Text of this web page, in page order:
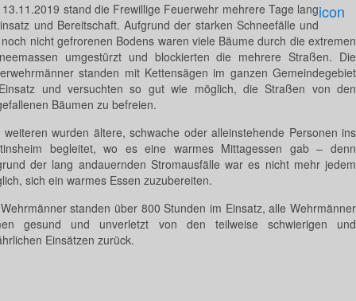
stand die Frewillige Feuerwehr mehrere Tage lang
und Bereitschaft. Aufgrund der starken Schneefälle und
nicht gefrorenen Bodens waren viele Bäume durch die extremen
umgestürzt und blockierten die mehrere Straßen. Die
standen mit Kettensägen im ganzen Gemeindegebiet
und versuchten so gut wie möglich, die Straßen von den
Bäumen zu befreien.
weiteren wurden ältere, schwache oder alleinstehende Personen ins
begleitet, wo es eine warmes Mittagessen gab – denn
der lang andauernden Stromausfälle war es nicht mehr jedem
sich ein warmes Essen zuzubereiten.
standen über 800 Stunden im Einsatz, alle Wehrmänner
gesund und unverletzt von den teilweise schwierigen und
Einsätzen zurück.